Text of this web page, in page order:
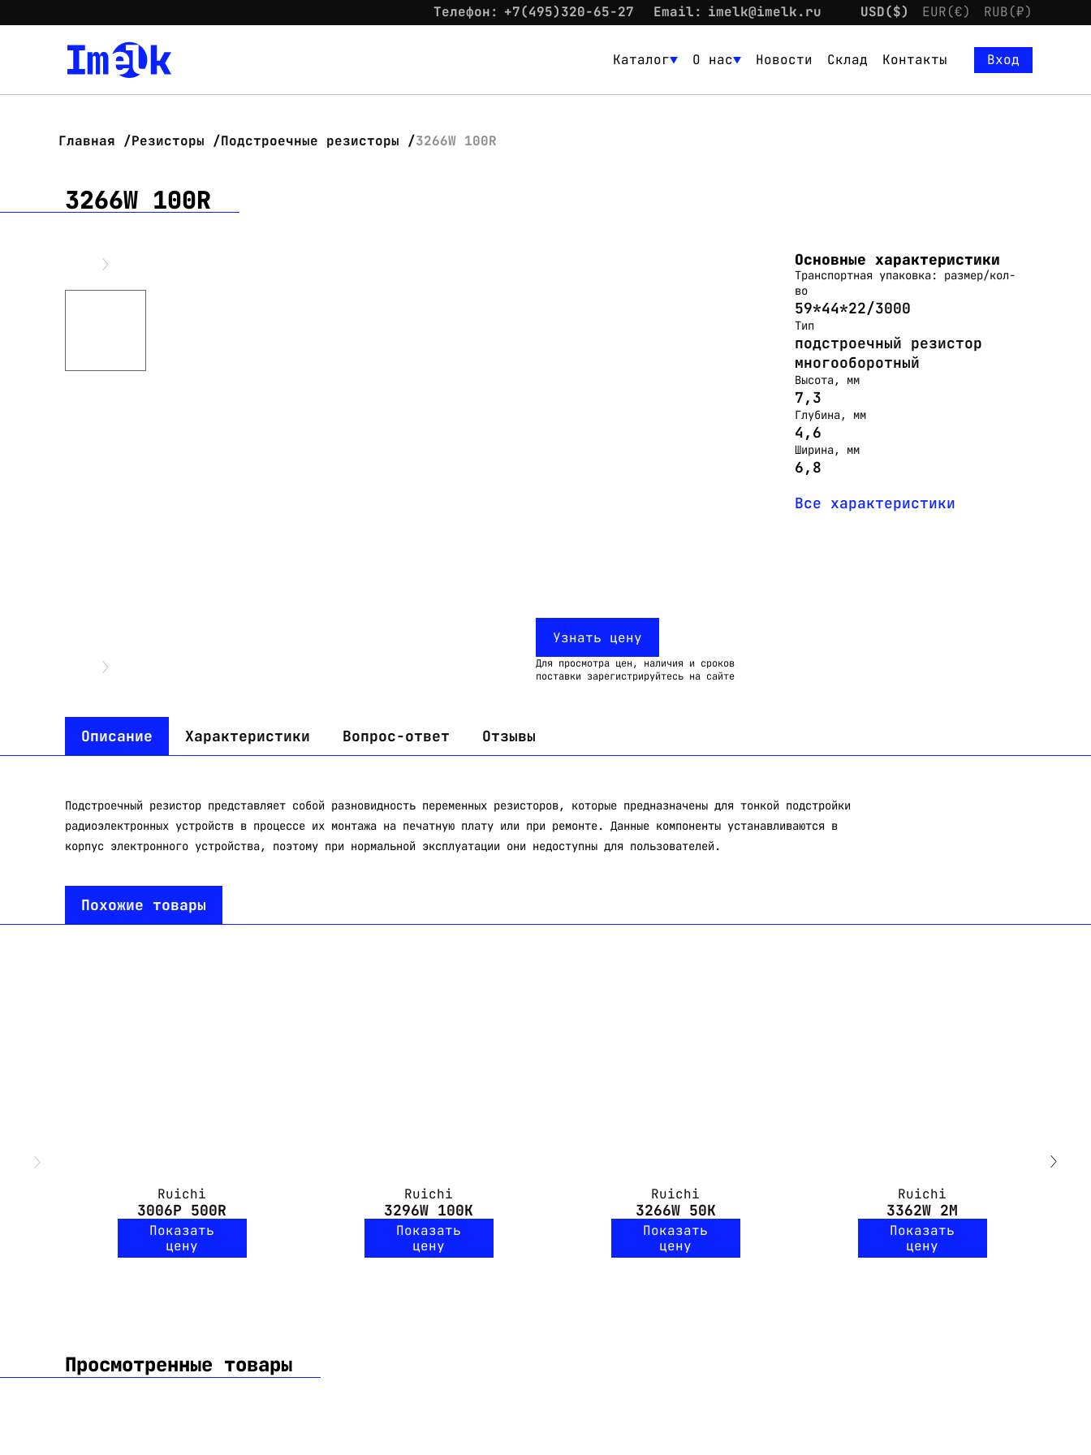
Телефон: +7(495)320-65-27 Email: imelk@imelk.ru USD($) EUR(€) RUB(₽)
Каталог О нас Новости Склад Контакты
Вход
Главная Резисторы Подстроечные резисторы 3266W 100R
3266W 100R
Узнать цену
Для просмотра цен, наличия и сроков
поставки зарегистрируйтесь на сайте
Основные характеристики
Транспортная упаковка: размер/кол-
во
59*44*22/3000
Тип
подстроечный резистор
многооборотный
Высота, мм
7,3
Глубина, мм
4,6
Ширина, мм
6,8
Все характеристики
Описание Характеристики Вопрос-ответ Отзывы
Подстроечный резистор представляет собой разновидность переменных резисторов, которые предназначены для тонкой подстройки
радиоэлектронных устройств в процессе их монтажа на печатную плату или при ремонте. Данные компоненты устанавливаются в
корпус электронного устройства, поэтому при нормальной эксплуатации они недоступны для пользователей.
Похожие товары
Ruichi
3006P 500R
Показать
цену
Ruichi
3296W 100K
Показать
цену
Ruichi
3266W 50K
Показать
цену
Ruichi
3362W 2M
Показать
цену
Просмотренные товары